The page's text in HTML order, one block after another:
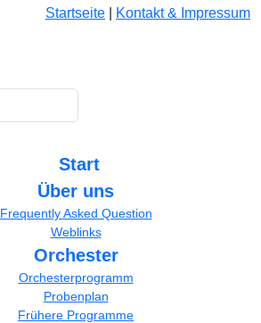
Startseite
Kontakt & Impressum
Start
Über uns
Frequently Asked Question
Weblinks
Orchester
Orchesterprogramm
Probenplan
Frühere Programme